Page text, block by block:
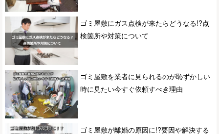
ゴミ屋敷にガス点検が来たらどうなる!?点
検箇所や対策について
ゴミ屋敷を業者に見られるのが恥ずかしい
時に見たい今すぐ依頼すべき理由
ゴミ屋敷が離婚の原因に!?要因や解決する